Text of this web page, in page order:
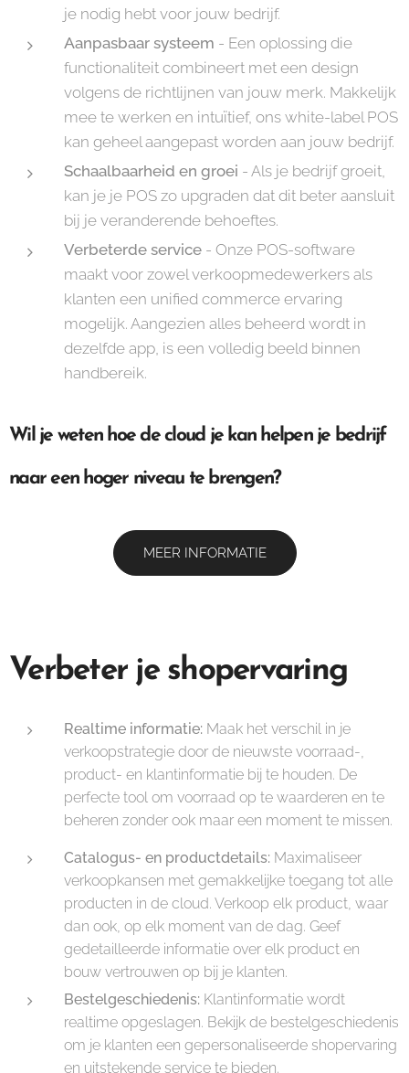
je nodig hebt voor jouw bedrijf.
Aanpasbaar systeem - Een oplossing die
functionaliteit combineert met een design
volgens de richtlijnen van jouw merk. Makkelijk
mee te werken en intuïtief, ons white-label POS
kan geheel aangepast worden aan jouw bedrijf.
Schaalbaarheid en groei - Als je bedrijf groeit,
kan je je POS zo upgraden dat dit beter aansluit
bij je veranderende behoeftes.
Verbeterde service - Onze POS-software
maakt voor zowel verkoopmedewerkers als
klanten een unified commerce ervaring
mogelijk. Aangezien alles beheerd wordt in
dezelfde app, is een volledig beeld binnen
handbereik.
Wil je weten hoe de cloud je kan helpen je bedrijf
naar een hoger niveau te brengen?
MEER INFORMATIE
Verbeter je shopervaring
Realtime informatie: Maak het verschil in je
verkoopstrategie door de nieuwste voorraad-,
product- en klantinformatie bij te houden. De
perfecte tool om voorraad op te waarderen en te
beheren zonder ook maar een moment te missen.
Catalogus- en productdetails: Maximaliseer
verkoopkansen met gemakkelijke toegang tot alle
producten in de cloud. Verkoop elk product, waar
dan ook, op elk moment van de dag. Geef
gedetailleerde informatie over elk product en
bouw vertrouwen op bij je klanten.
Bestelgeschiedenis: Klantinformatie wordt
realtime opgeslagen. Bekijk de bestelgeschiedenis
om je klanten een gepersonaliseerde shopervaring
en uitstekende service te bieden.